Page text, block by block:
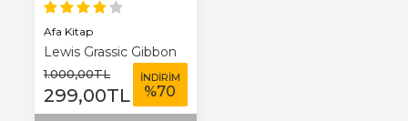
Afa Kitap
Lewis Grassic Gibbon
1.000,00TL
299,00TL
İNDİRİM
%70